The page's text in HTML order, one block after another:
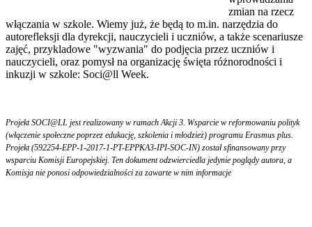
zmian na rzecz
włączania w szkole. Wiemy już, że będą to m.in. narzędzia do
autorefleksji dla dyrekcji, nauczycieli i uczniów, a także scenariusze
zajęć, przykladowe "wyzwania" do podjęcia przez uczniów i
nauczycieli, oraz pomysł na organizację święta różnorodności i
inkuzji w szkole: Soci@ll Week.
Projekt SOCI@LL jest realizowany w ramach Akcji 3. Wsparcie w reformowaniu polityk
(włączenie społeczne poprzez edukację, szkolenia i młodzież) programu Erasmus plus.
Projekt (592254-EPP-1-2017-1-PT-EPPKA3-IPI-SOC-IN) został sfinansowany przy
wsparciu Komisji Europejskiej. Ten dokument odzwierciedla jedynie poglądy autora, a
Komisja nie ponosi odpowiedzialności za zawarte w nim informacje